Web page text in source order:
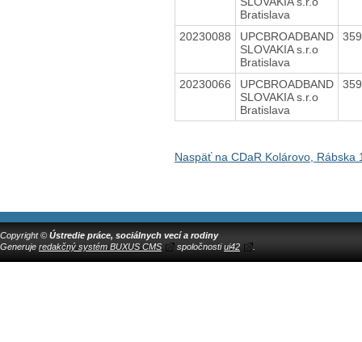
Bratislava
20230088
UPCBROADBAND
SLOVAKIA s.r.o
Bratislava
20230066
UPCBROADBAND
SLOVAKIA s.r.o
Bratislava
Naspäť na CDaR Kolárovo, Rábska
Copyright © Ústredie práce, sociálnych vecí a rodiny
Generuje redakčný systém BUXUS CMS spoločnostiui42